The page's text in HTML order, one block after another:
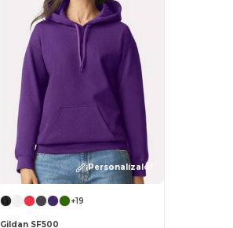
¡Personalízalo!
+19
Gildan SF500